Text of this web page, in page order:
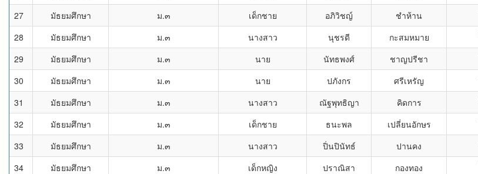
27
มัธยมศึกษา ม.๓ เด็กชาย อภิวิชญ์ ชำห้าน
28
มัธยมศึกษา ม.๓ นางสาว นุชรดี กะสมหมาย
29
มัธยมศึกษา ม.๓ นาย นัทธพงศ์ ชาญปรีชา
30
มัธยมศึกษา ม.๓ นาย ปภังกร ศรีเหรัญ
31
มัธยมศึกษา ม.๓ นางสาว ณัฐพุทธิญา คิดการ
32
มัธยมศึกษา ม.๓ เด็กชาย ธนะพล เปลี่ยนอักษร
33
มัธยมศึกษา ม.๓ นางสาว ปิ่นปินัทธ์ ปานคง
34
มัธยมศึกษา ม.๓ เด็กหญิง ปราณิสา กองทอง